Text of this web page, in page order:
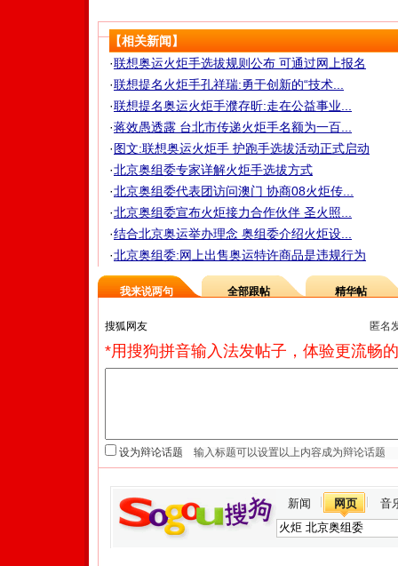
【相关新闻】
·联想奥运火炬手选拔规则公布 可通过网上报名
·联想提名火炬手孔祥瑞:勇于创新的“技术...
·联想提名奥运火炬手濮存昕:走在公益事业...
·蒋效愚透露 台北市传递火炬手名额为一百...
·图文:联想奥运火炬手 护跑手选拔活动正式启动
·北京奥组委专家详解火炬手选拔方式
·北京奥组委代表团访问澳门 协商08火炬传...
·北京奥组委宣布火炬接力合作伙伴 圣火照...
·结合北京奥运举办理念 奥组委介绍火炬设...
·北京奥组委:网上出售奥运特许商品是违规行为
我来说两句 全部跟帖 精华帖
匿名
*用搜狗拼音输入法发帖子，体验更流畅
设为辩论话题
新闻 网页 音